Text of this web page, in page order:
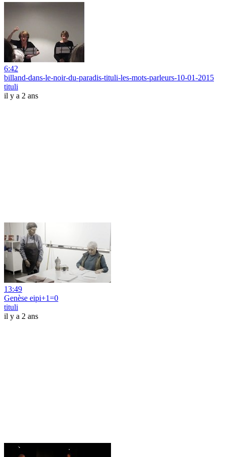
6:42
billand-dans-le-noir-du-paradis-tituli-les-mots-parleurs-10-01-2015
tituli
il y a 2 ans
13:49
Genèse eipi+1=0
tituli
il y a 2 ans